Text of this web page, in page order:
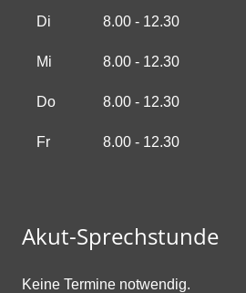
Di 8.00 - 12.30
Mi 8.00 - 12.30
Do 8.00 - 12.30
Fr 8.00 - 12.30
Akut-Sprechstunde
Keine Termine notwendig.